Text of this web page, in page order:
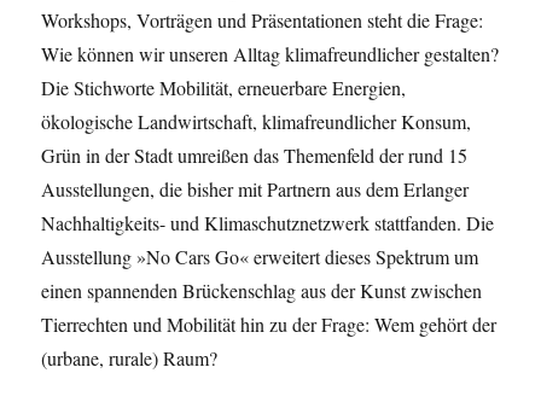
Workshops, Vorträgen und Präsentationen steht die Frage:
Wie können wir unseren Alltag klimafreundlicher gestalten?
Die Stichworte Mobilität, erneuerbare Energien,
ökologische Landwirtschaft, klimafreundlicher Konsum,
Grün in der Stadt umreißen das Themenfeld der rund 15
Ausstellungen, die bisher mit Partnern aus dem Erlanger
Nachhaltigkeits- und Klimaschutznetzwerk stattfanden. Die
Ausstellung »No Cars Go« erweitert dieses Spektrum um
einen spannenden Brückenschlag aus der Kunst zwischen
Tierrechten und Mobilität hin zu der Frage: Wem gehört der
(urbane, rurale) Raum?